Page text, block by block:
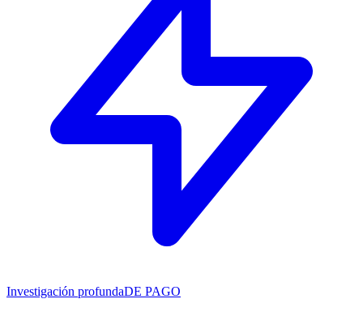
Investigación profundaDE PAGO